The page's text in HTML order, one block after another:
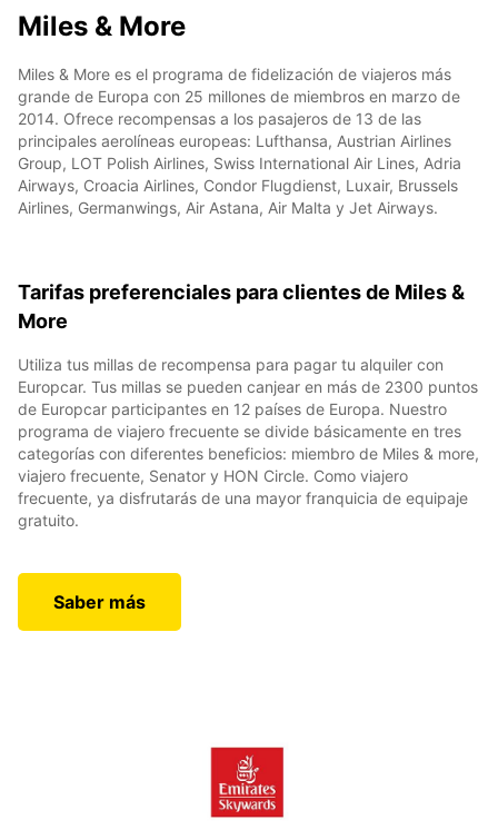
Miles & More
Miles & More es el programa de fidelización de viajeros más
grande de Europa con 25 millones de miembros en marzo de
2014. Ofrece recompensas a los pasajeros de 13 de las
principales aerolíneas europeas: Lufthansa, Austrian Airlines
Group, LOT Polish Airlines, Swiss International Air Lines, Adria
Airways, Croacia Airlines, Condor Flugdienst, Luxair, Brussels
Airlines, Germanwings, Air Astana, Air Malta y Jet Airways.
Tarifas preferenciales para clientes de Miles &
More
Utiliza tus millas de recompensa para pagar tu alquiler con
Europcar. Tus millas se pueden canjear en más de 2300 puntos
de Europcar participantes en 12 países de Europa. Nuestro
programa de viajero frecuente se divide básicamente en tres
categorías con diferentes beneficios: miembro de Miles & more,
viajero frecuente, Senator y HON Circle. Como viajero
frecuente, ya disfrutarás de una mayor franquicia de equipaje
gratuito.
Saber más